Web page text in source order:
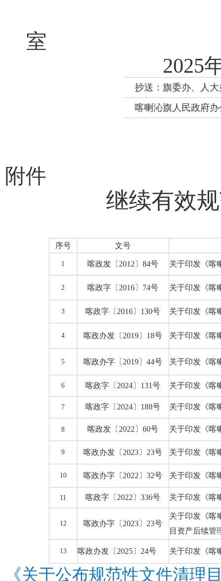
室
2025
抄送 ： 旗委办、
人
喀喇沁旗人民政府
附件
继续有效
序号 文号
1 喀政发〔 2012 〕 84号 关于印发《喀
2 喀政字 〔 2016〕 74号 关于印发《喀
3 喀政字 〔 2016〕 130号 关于印发《喀
4 喀政办发 〔 2019〕 18号 关于印发《喀
5 喀政办字 〔 2019〕 44号 关于印发《喀
6 喀政字 〔 2024〕 131号 关于印发《喀
7 喀政字 〔 2024〕 188号 关于印发《喀
8 喀政发〔 2022 〕 60号 关于印发《喀
9 喀政办发〔 2023〕 23号 关于印发《喀
10 喀政办字〔 2022 〕 32号 关于印发《喀
11 喀政字〔 2022 〕 336号 关于印发《喀
12 喀政办字〔 2023〕 23号
关于印发《喀
目资产后续管
13 喀政办发〔 2025〕 24号 关于印发《喀
《关于公布规范性文件清理